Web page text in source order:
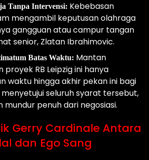
Tanpa Intervensi: Kebebasan
mengambil keputusan olahraga
gangguan atau campur tangan
senior, Zlatan Ibrahimovic.
Batas Waktu: Mantan
proyek RB Leipzig ini hanya
waktu hingga akhir pekan ini bagi
menyetujui seluruh syarat tersebut,
mundur penuh dari negosiasi.
Gerry Cardinale Antara
dan Ego Sang